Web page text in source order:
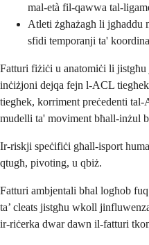
mal-età fil-qawwa tal-
Atleti żgħażagħ li jgħaddu
sfidi temporanji ta'
Fatturi fiżiċi u anatomiċi li
inċiżjoni dejqa fejn l-ACL
tiegħek, korriment preċedenti
mudelli ta' moviment bħall-inżul
Ir-riskji speċifiċi għall-isport
qtugħ, pivoting, u qbiż.
Fatturi ambjentali bħal logħob
ta’ cleats jistgħu wkoll
ir-riċerka dwar dawn il-fatturi